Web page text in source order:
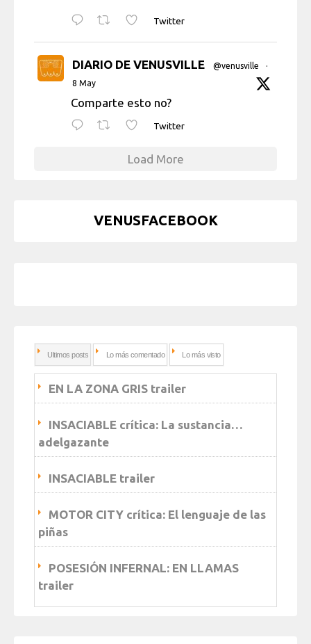
Twitter
DIARIO DE VENUSVILLE @venusville
·
8 May
Comparte esto no?
Twitter
Load More
VENUSFACEBOOK
Ultimos posts Lo más comentado Lo más visto
EN LA ZONA GRIS trailer
INSACIABLE crítica: La sustancia…
adelgazante
INSACIABLE trailer
MOTOR CITY crítica: El lenguaje de las
piñas
POSESIÓN INFERNAL: EN LLAMAS
trailer